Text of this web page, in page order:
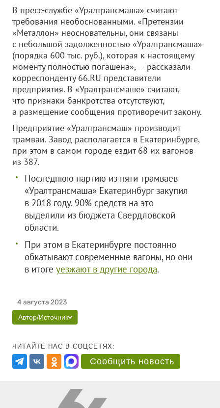
В пресс-службе «Уралтрансмаша» считают
требования необоснованными. «Претензии
«Металлон» неосновательны, они связаны
с небольшой задолженностью «Уралтрансмаша»
(порядка 600 тыс. руб.), которая к настоящему
моменту полностью погашена», — рассказали
корреспонденту 66.RU представители
предприятия. В «Уралтрансмаше» считают,
что признаки банкротства отсутствуют,
а размещение сообщения противоречит закону.
Предприятие «Уралтрансмаш» производит
трамваи. Завод располагается в Екатеринбурге,
при этом в самом городе ездит 68 их вагонов
из 387.
Последнюю партию из пяти трамваев
«Уралтрансмаша» Екатеринбург закупил
в 2018 году. 90% средств на это
выделили из бюджета Свердловской
области.
При этом в Екатеринбурге постоянно
обкатывают современные вагоны, но они
в итоге уезжают в другие города.
4 августа 2023
Автор/Источник
ЧИТАЙТЕ НАС В СОЦСЕТЯХ:
Сообщить новость